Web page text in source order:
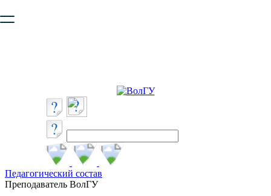
безопасную работу с сайтом. Пожалуйста
Педагогический состав
Преподаватель ВолГУ